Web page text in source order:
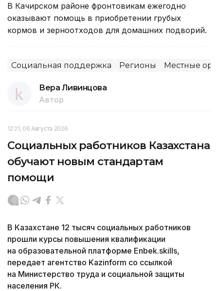
В Качирском районе фронтовикам ежегодно
оказывают помощь в приобретении грубых
кормов и зерноотходов для домашних подворий.
Социальная поддержка Регионы Местные
Вера Ливинцова
Автор
12:21, 06 Августа 2026
Социальных работников Казахстана
обучают новым стандартам
помощи
В Казахстане 12 тысяч социальных работников
прошли курсы повышения квалификации
на образовательной платформе Enbek.skills,
передает агентство Kazinform со ссылкой
на Министерство труда и социальной защиты
населения РК.